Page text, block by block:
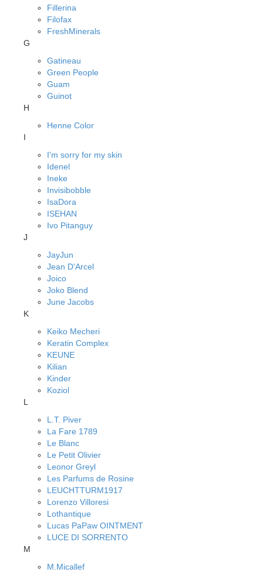
Fillerina
Filofax
FreshMinerals
G
Gatineau
Green People
Guam
Guinot
H
Henne Color
I
I'm sorry for my skin
Idenel
Ineke
Invisibobble
IsaDora
ISEHAN
Ivo Pitanguy
J
JayJun
Jean D'Arcel
Joico
Joko Blend
June Jacobs
K
Keiko Mecheri
Keratin Complex
KEUNE
Kilian
Kinder
Koziol
L
L.T. Piver
La Fare 1789
Le Blanc
Le Petit Olivier
Leonor Greyl
Les Parfums de Rosine
LEUCHTTURM1917
Lorenzo Villoresi
Lothantique
Lucas PaPaw OINTMENT
LUCE DI SORRENTO
M
M.Micallef